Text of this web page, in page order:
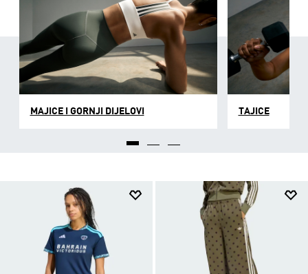
MAJICE I GORNJI DIJELOVI TAJICE